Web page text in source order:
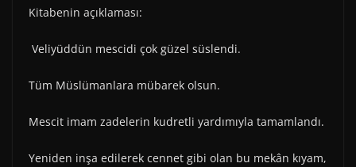
Kitabenin açıklaması:
Veliyüddün mescidi çok güzel süslendi.
Tüm Müslümanlara mübarek olsun.
Mescit imam zadelerin kudretli yardımıyla tamamlandı.
Yeniden inşa edilerek cennet gibi olan bu mekân kıyam,